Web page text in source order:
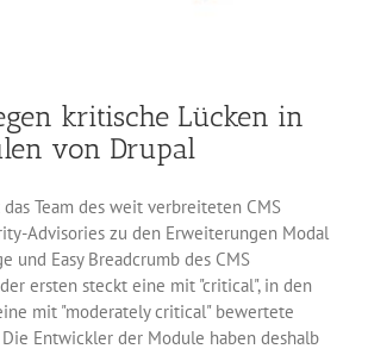
kritische Lücken in
von Drupal
Team des weit verbreiteten CMS
Advisories zu den Erweiterungen Modal
und Easy Breadcrumb des CMS
ersten steckt eine mit "critical", in den
mit "moderately critical" bewertete
Entwickler der Module haben deshalb